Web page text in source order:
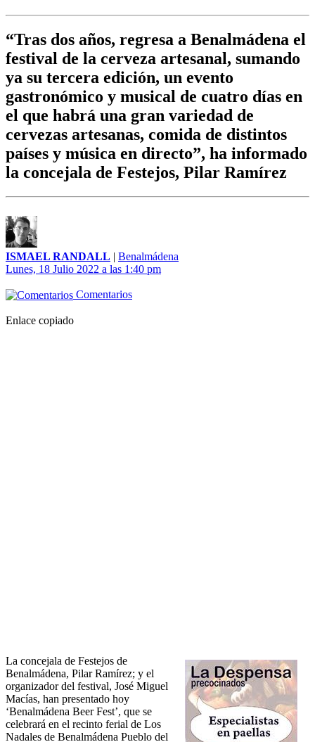
“Tras dos años, regresa a Benalmádena el
festival de la cerveza artesanal, sumando
ya su tercera edición, un evento
gastronómico y musical de cuatro días en
el que habrá una gran variedad de
cervezas artesanas, comida de distintos
países y música en directo”, ha informado
la concejala de Festejos, Pilar Ramírez
ISMAEL RANDALL | Benalmádena
Lunes, 18 Julio 2022 a las 1:40 pm
Comentarios
Enlace copiado
La concejala de Festejos de
Benalmádena, Pilar Ramírez; y el
organizador del festival, José Miguel
Macías, han presentado hoy
‘Benalmádena Beer Fest’, que se
celebrará en el recinto ferial de Los
Nadales de Benalmádena Pueblo del